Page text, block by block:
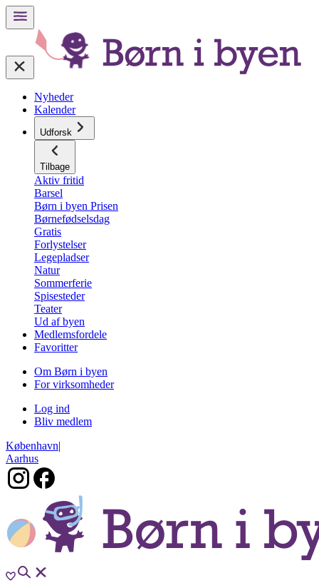
Nyheder
Kalender
Udforsk
Tilbage
Aktiv fritid
Barsel
Børn i byen Prisen
Børnefødselsdag
Gratis
Forlystelser
Legepladser
Natur
Sommerferie
Spisesteder
Teater
Ud af byen
Medlemsfordele
Favoritter
Om Børn i byen
For virksomheder
Log ind
Bliv medlem
København|
Aarhus